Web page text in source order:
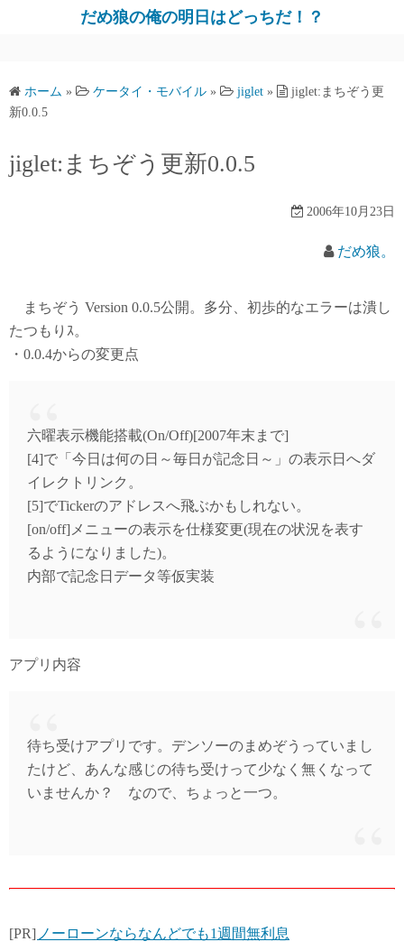
だめ狼の俺の明日はどっちだ！？
ホーム » ケータイ・モバイル » jiglet »
jiglet:まちぞう更
新0.0.5
jiglet:まちぞう更新0.0.5
2006年10月23日
だめ狼。
まちぞう Version 0.0.5公開。多分、初歩的なエラーは潰し
たつもりｽ。
・0.0.4からの変更点
六曜表示機能搭載(On/Off)[2007年末まで]
[4]で「今日は何の日～毎日が記念日～」の表示日へダ
イレクトリンク。
[5]でTickerのアドレスへ飛ぶかもしれない。
[on/off]メニューの表示を仕様変更(現在の状況を表す
るようになりました)。
内部で記念日データ等仮実装
アプリ内容
待ち受けアプリです。デンソーのまめぞうっていまし
たけど、あんな感じの待ち受けって少なく無くなって
いませんか？ なので、ちょっと一つ。
[PR] ノーローンならなんどでも1週間無利息